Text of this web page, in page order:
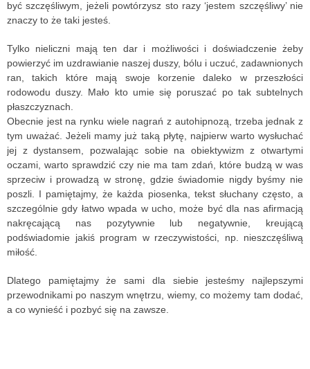
być szczęśliwym, jeżeli powtórzysz sto razy ‘jestem szczęśliwy’ nie
znaczy to że taki jesteś.
Tylko nieliczni mają ten dar i możliwości i doświadczenie żeby
powierzyć im uzdrawianie naszej duszy, bólu i uczuć, zadawnionych
ran, takich które mają swoje korzenie daleko w przeszłości
rodowodu duszy. Mało kto umie się poruszać po tak subtelnych
płaszczyznach.
Obecnie jest na rynku wiele nagrań z autohipnozą, trzeba jednak z
tym uważać. Jeżeli mamy już taką płytę, najpierw warto wysłuchać
jej z dystansem, pozwalając sobie na obiektywizm z otwartymi
oczami, warto sprawdzić czy nie ma tam zdań, które budzą w was
sprzeciw i prowadzą w stronę, gdzie świadomie nigdy byśmy nie
poszli. I pamiętajmy, że każda piosenka, tekst słuchany często, a
szczególnie gdy łatwo wpada w ucho, może być dla nas afirmacją
nakręcającą nas pozytywnie lub negatywnie, kreującą
podświadomie jakiś program w rzeczywistości, np. nieszczęśliwą
miłość.
Dlatego pamiętajmy że sami dla siebie jesteśmy najlepszymi
przewodnikami po naszym wnętrzu, wiemy, co możemy tam dodać,
a co wynieść i pozbyć się na zawsze.